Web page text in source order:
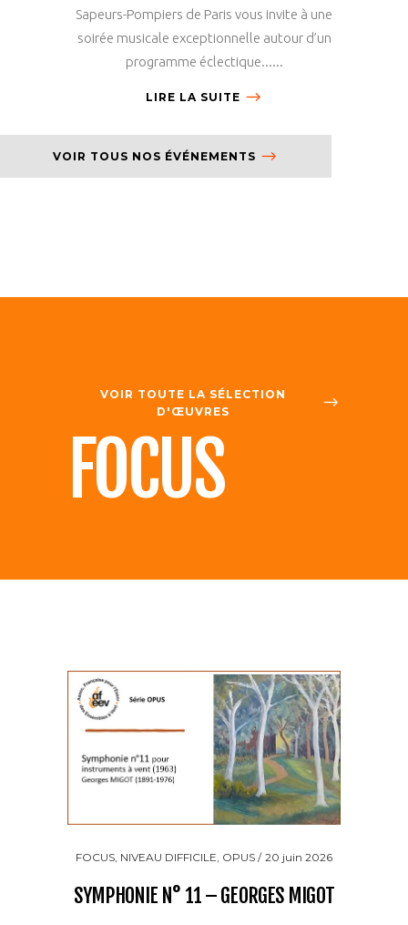
Sapeurs-Pompiers de Paris vous invite à une
soirée musicale exceptionnelle autour d’un
programme éclectique......
LIRE LA SUITE
VOIR TOUS NOS ÉVÉNEMENTS
VOIR TOUTE LA SÉLECTION
D'ŒUVRES
FOCUS
FOCUS NIVEAU DIFFICILE OPUS 20 juin 2026
SYMPHONIE N° 11 – GEORGES MIGOT